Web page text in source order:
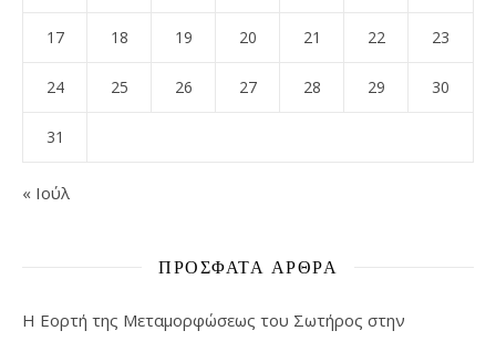
17 18 19 20 21 22 23
24 25 26 27 28 29 30
31
« Ιούλ
ΠΡΌΣΦΑΤΑ ΆΡΘΡΑ
Η Εορτή της Μεταμορφώσεως του Σωτήρος στην